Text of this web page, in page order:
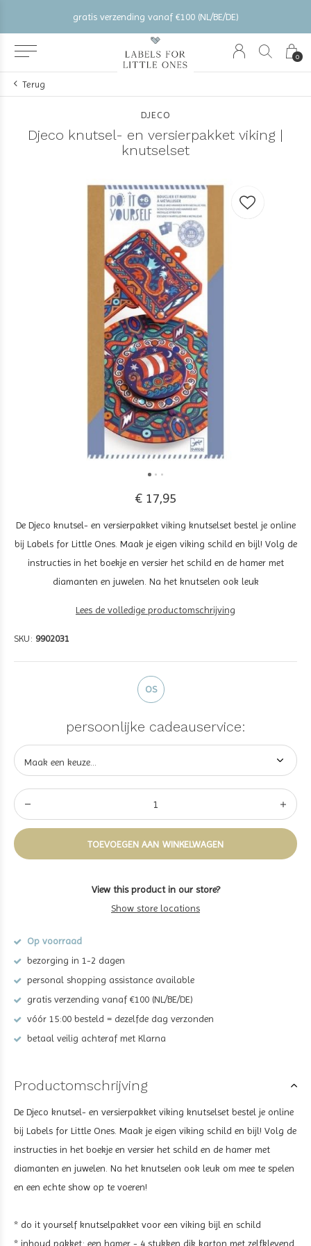
0
gratis verzending vanaf €100 (NL/BE/DE)
Terug
DJECO
Djeco knutsel- en versierpakket viking |
knutselset
€ 17,95
De Djeco knutsel- en versierpakket viking knutselset bestel je online
bij Labels for Little Ones. Maak je eigen viking schild en bijl! Volg de
instructies in het boekje en versier het schild en de hamer met
diamanten en juwelen. Na het knutselen ook leuk
Lees de volledige productomschrijving
SKU: 9902031
OS
persoonlijke cadeauservice:
TOEVOEGEN AAN WINKELWAGEN
View this product in our store?
Show store locations
Op voorraad
bezorging in 1-2 dagen
personal shopping assistance available
gratis verzending vanaf €100 (NL/BE/DE)
vóór 15:00 besteld = dezelfde dag verzonden
betaal veilig achteraf met Klarna
Productomschrijving
De Djeco knutsel- en versierpakket viking knutselset bestel je online
bij Labels for Little Ones. Maak je eigen viking schild en bijl! Volg de
instructies in het boekje en versier het schild en de hamer met
diamanten en juwelen. Na het knutselen ook leuk om mee te spelen
en een echte show op te voeren!
* do it yourself knutselpakket voor een viking bijl en schild
* inhoud pakket: een hamer - 4 stukken dik karton met zelfklevend